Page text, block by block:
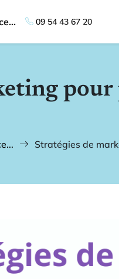
09 54 43 67 20
Stratégies de